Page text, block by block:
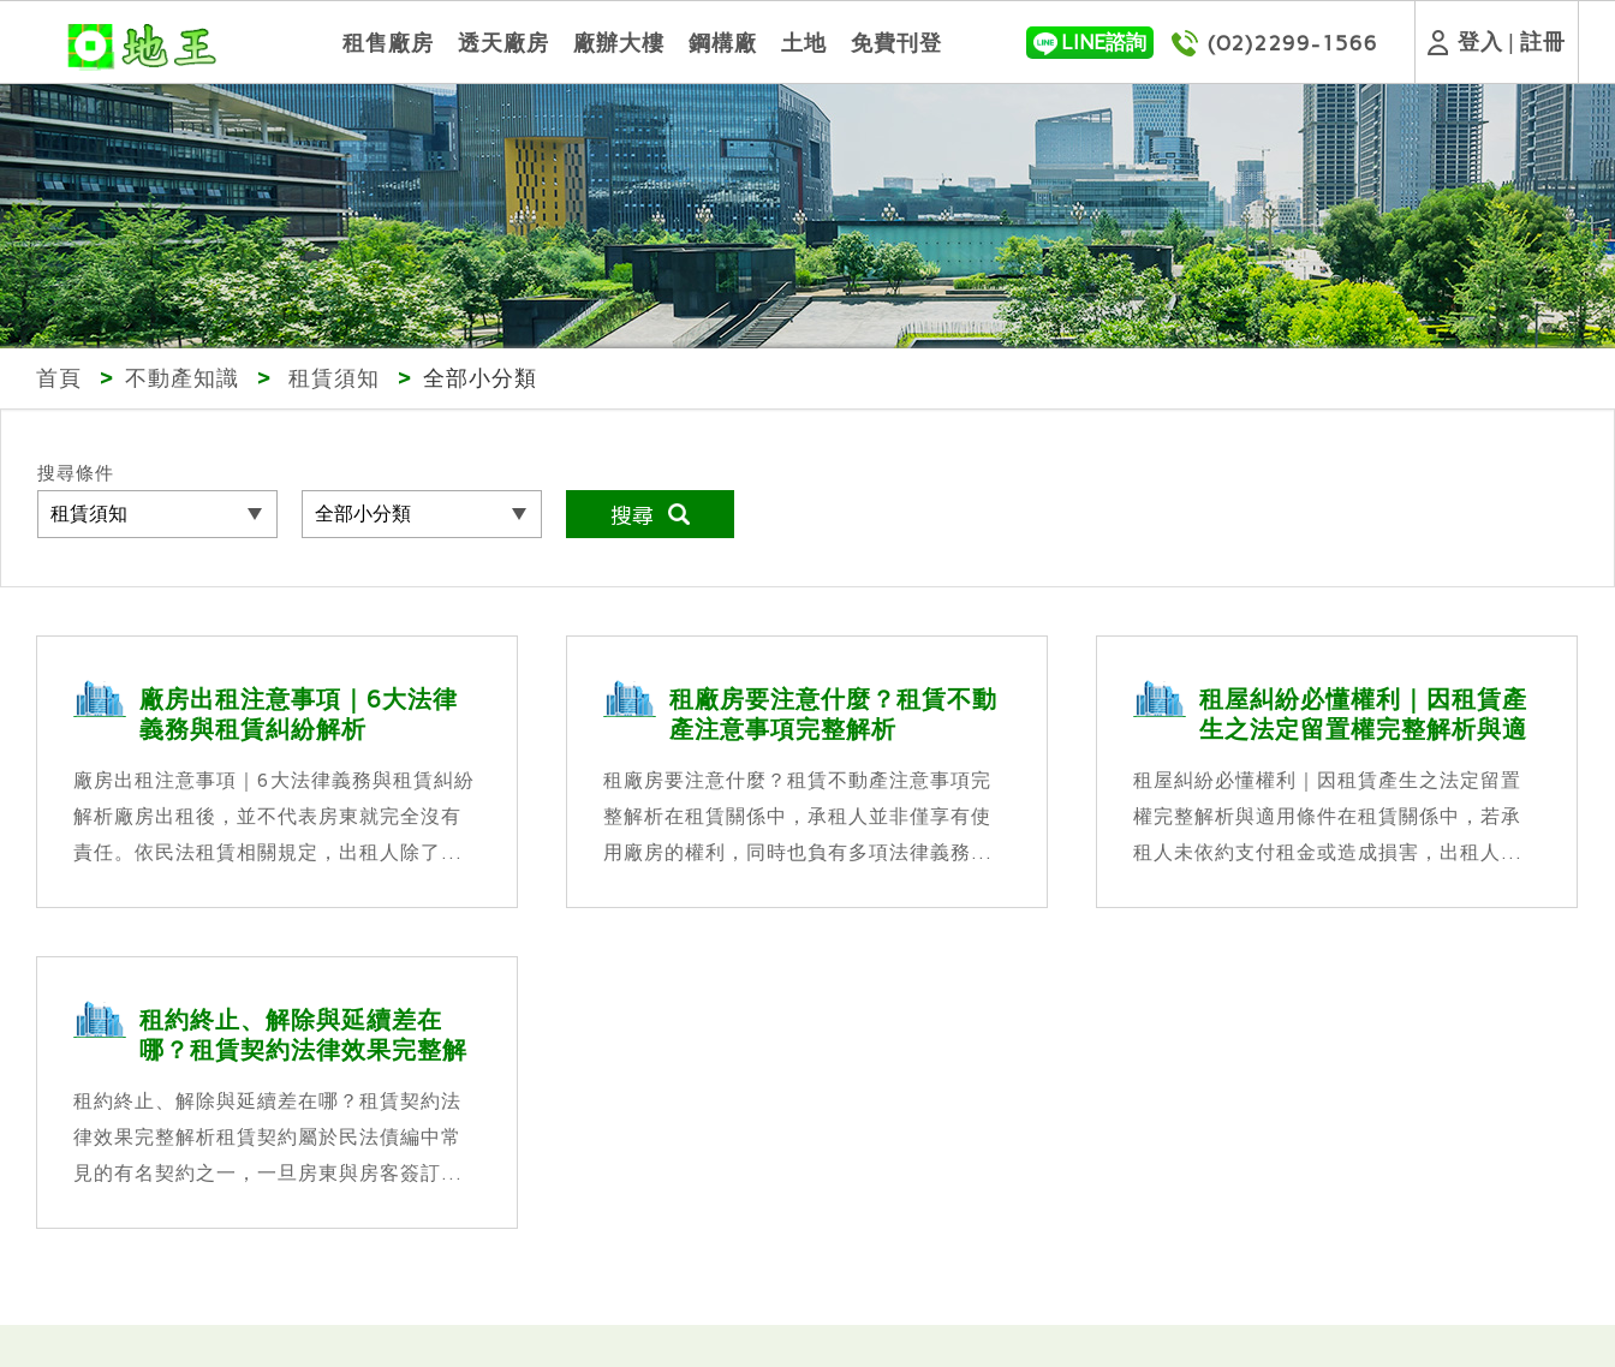
登入 | 註冊
(02)2299-1566
LINE諮詢
租售廠房 透天廠房 廠辦大樓 鋼構廠 土地 免費刊登
首頁 > 不動產知識 > 租賃須知 > 全部小分類
搜尋條件
搜尋
廠房出租注意事項｜6大法律
義務與租賃糾紛解析
廠房出租注意事項｜6大法律義務與租賃糾紛
解析廠房出租後，並不代表房東就完全沒有
責任。依民法租賃相關規定，出租人除了...
租廠房要注意什麼？租賃不動
產注意事項完整解析
租廠房要注意什麼？租賃不動產注意事項完
整解析在租賃關係中，承租人並非僅享有使
用廠房的權利，同時也負有多項法律義務...
租屋糾紛必懂權利｜因租賃產
生之法定留置權完整解析與適
租屋糾紛必懂權利｜因租賃產生之法定留置
權完整解析與適用條件在租賃關係中，若承
租人未依約支付租金或造成損害，出租人...
租約終止、解除與延續差在
哪？租賃契約法律效果完整解
租約終止、解除與延續差在哪？租賃契約法
律效果完整解析租賃契約屬於民法債編中常
見的有名契約之一，一旦房東與房客簽訂...